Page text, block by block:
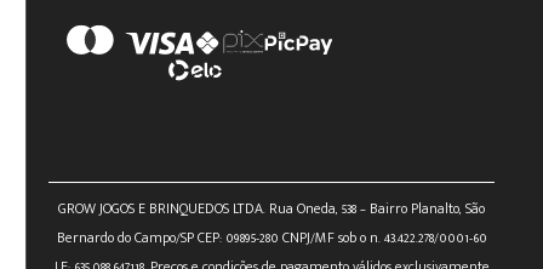
GROW JOGOS E BRINQUEDOS LTDA. Rua Oneda, 538 – Bairro Planalto, São
Bernardo do Campo/SP CEP: 09895-280 CNPJ/MF sob o n. 43.422.278/0001-60